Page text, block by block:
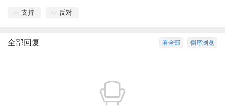
支持 反对
倒序浏览
看全部
全部回复